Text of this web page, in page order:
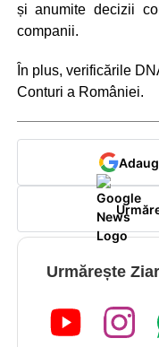
și anumite decizii
companii.
În plus, verificările
Conturi a României.
Urmărește